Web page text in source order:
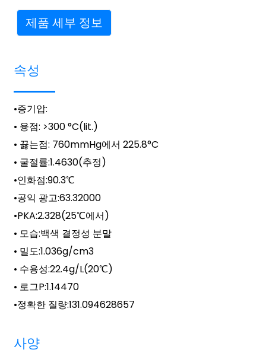
제품 세부 정보
속성
•증기압:
• 융점: >300 °C(lit.)
• 끓는점: 760mmHg에서 225.8°C
• 굴절률:1.4630(추정)
•인화점:90.3℃
•공익 광고:63.32000
•PKA:2.328(25℃에서)
• 모습:백색 결정성 분말
• 밀도:1.036g/cm3
• 수용성:22.4g/L(20℃)
• 로그P:1.14470
•정확한 질량:131.094628657
사양